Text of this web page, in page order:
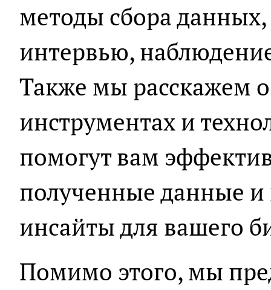
методы сбора
интервью,
Также мы расскажем
инструментах и
помогут вам
полученные данные и
инсайты для вашего
Помимо этого, мы